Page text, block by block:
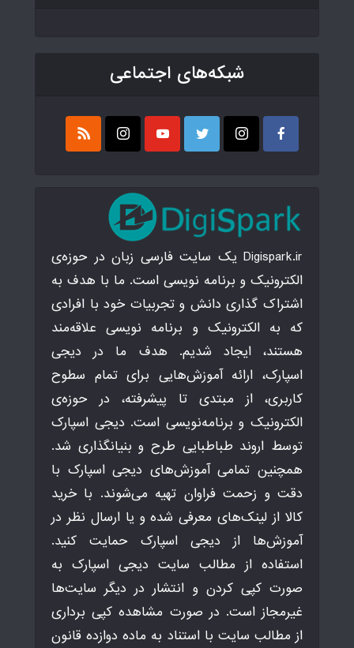
شبکه‌های اجتماعی
Digispark.ir یک سایت فارسی زبان در حوزه‌ی
الکترونیک و برنامه نویسی است. ما با هدف به
اشتراک گذاری دانش و تجربیات خود با افرادی
که به الکترونیک و برنامه نویسی علاقه‌مند
هستند، ایجاد شدیم. هدف ما در دیجی
اسپارک، ارائه آموزش‌هایی برای تمام سطوح
کاربری، از مبتدی تا پیشرفته، در حوزه‌ی
الکترونیک و برنامه‌نویسی است. دیجی اسپارک
توسط اروند طباطبایی طرح و بنیانگذاری شد.
همچنین تمامی آموزش‌های دیجی اسپارک با
دقت و زحمت فراوان تهیه می‌شوند. با خرید
کالا از لینک‌های معرفی شده و یا ارسال نظر در
آموزش‌ها از دیجی اسپارک حمایت کنید.
استفاده از مطالب سایت دیجی اسپارک به
صورت کپی کردن و انتشار در دیگر سایت‌ها
غیرمجاز است. در صورت مشاهده کپی برداری
از مطالب سایت با استناد به ماده دوازده قانون